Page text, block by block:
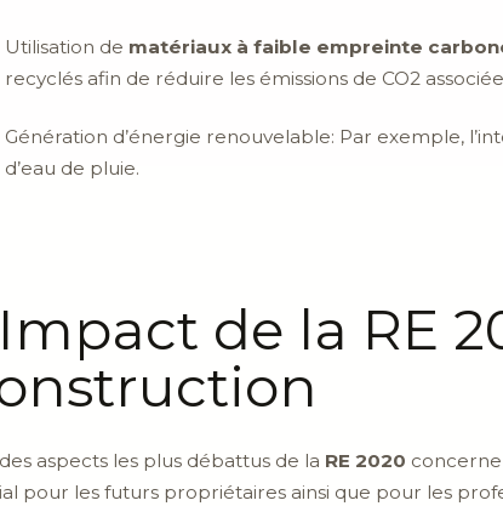
Utilisation de matériaux à faible empreinte
recyclés afin de réduire les émissions de CO2
Génération d’énergie renouvelable: Par exemple,
d’eau de pluie.
de la RE
des aspects les plus débattus de la RE 2020
pour les futurs propriétaires ainsi que pour les